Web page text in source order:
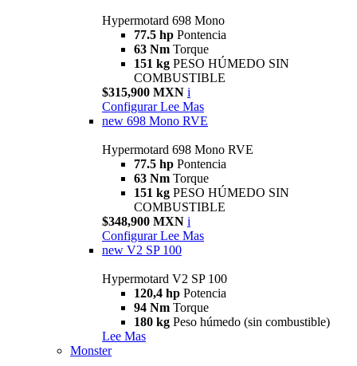
Hypermotard 698 Mono
77.5 hp Pontencia
63 Nm Torque
151 kg PESO HÚMEDO SIN
COMBUSTIBLE
$315,900 MXN i
Configurar Lee Mas
new 698 Mono RVE
Hypermotard 698 Mono RVE
77.5 hp Pontencia
63 Nm Torque
151 kg PESO HÚMEDO SIN
COMBUSTIBLE
$348,900 MXN i
Configurar Lee Mas
new V2 SP 100
Hypermotard V2 SP 100
120,4 hp Potencia
94 Nm Torque
180 kg Peso húmedo (sin combustible)
Lee Mas
Monster